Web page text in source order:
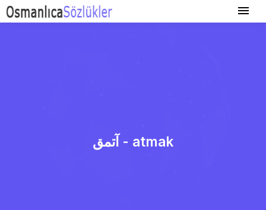
آتمق - atmak